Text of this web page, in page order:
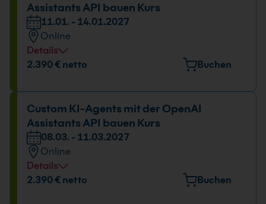
Assistants API bauen Kurs
11.01. - 14.01.2027
Online
Details
2.390 € netto
Buchen
Custom KI-Agents mit der OpenAI
Assistants API bauen Kurs
08.03. - 11.03.2027
Online
Details
2.390 € netto
Buchen